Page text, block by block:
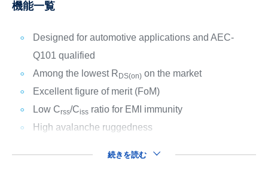
機能一覧
Designed for automotive applications and AEC-
Q101 qualified
Among the lowest R DS(on)on the market
Excellent figure of merit (FoM)
Low Crss/Cissratio for EMI immunity
High avalanche ruggedness
続きを読む